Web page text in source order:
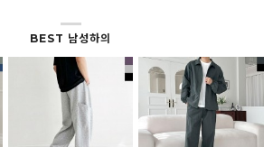
BEST 남성하의